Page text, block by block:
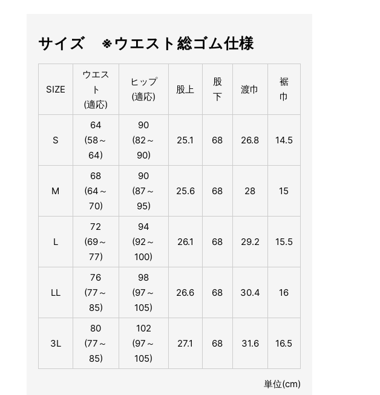
サイズ ※ウエスト総ゴム仕様
SIZE
ウエス
ト
(適応)
ヒップ
(適応)
股上
股
下
渡巾
裾
巾
S
64
(58～
64)
90
(82～
90)
25.1 68 26.8 14.5
M
68
(64～
70)
90
(87～
95)
25.6 68 28 15
L
72
(69～
77)
94
(92～
100)
26.1 68 29.2 15.5
LL
76
(77～
85)
98
(97～
105)
26.6 68 30.4 16
3L
80
(77～
85)
102
(97～
105)
27.1 68 31.6 16.5
単位(cm)